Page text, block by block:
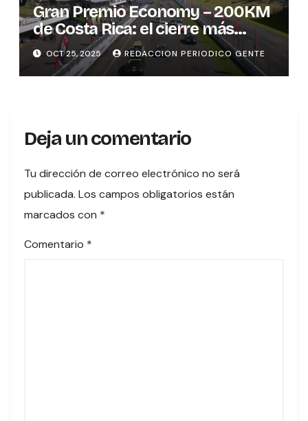
Gran Premio Economy – 200KM
de Costa Rica: el cierre más
emocionante del automovilismo
nacional
OCT 25, 2025 REDACCION PERIODICO GENTE
Deja un comentario
Tu dirección de correo electrónico no será
publicada. Los campos obligatorios están
marcados con *
Comentario *